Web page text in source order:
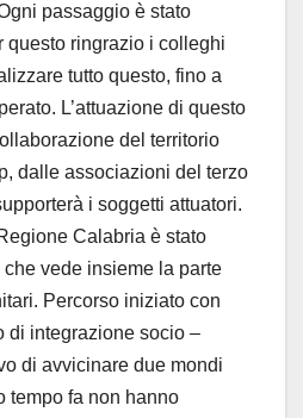
passaggio è stato
questo ringrazio i colleghi
tutto questo, fino a
L’attuazione di questo
del territorio
dalle associazioni del terzo
i soggetti attuatori.
Calabria è stato
vede insieme la parte
Percorso iniziato con
di integrazione socio –
di avvicinare due mondi
tempo fa non hanno